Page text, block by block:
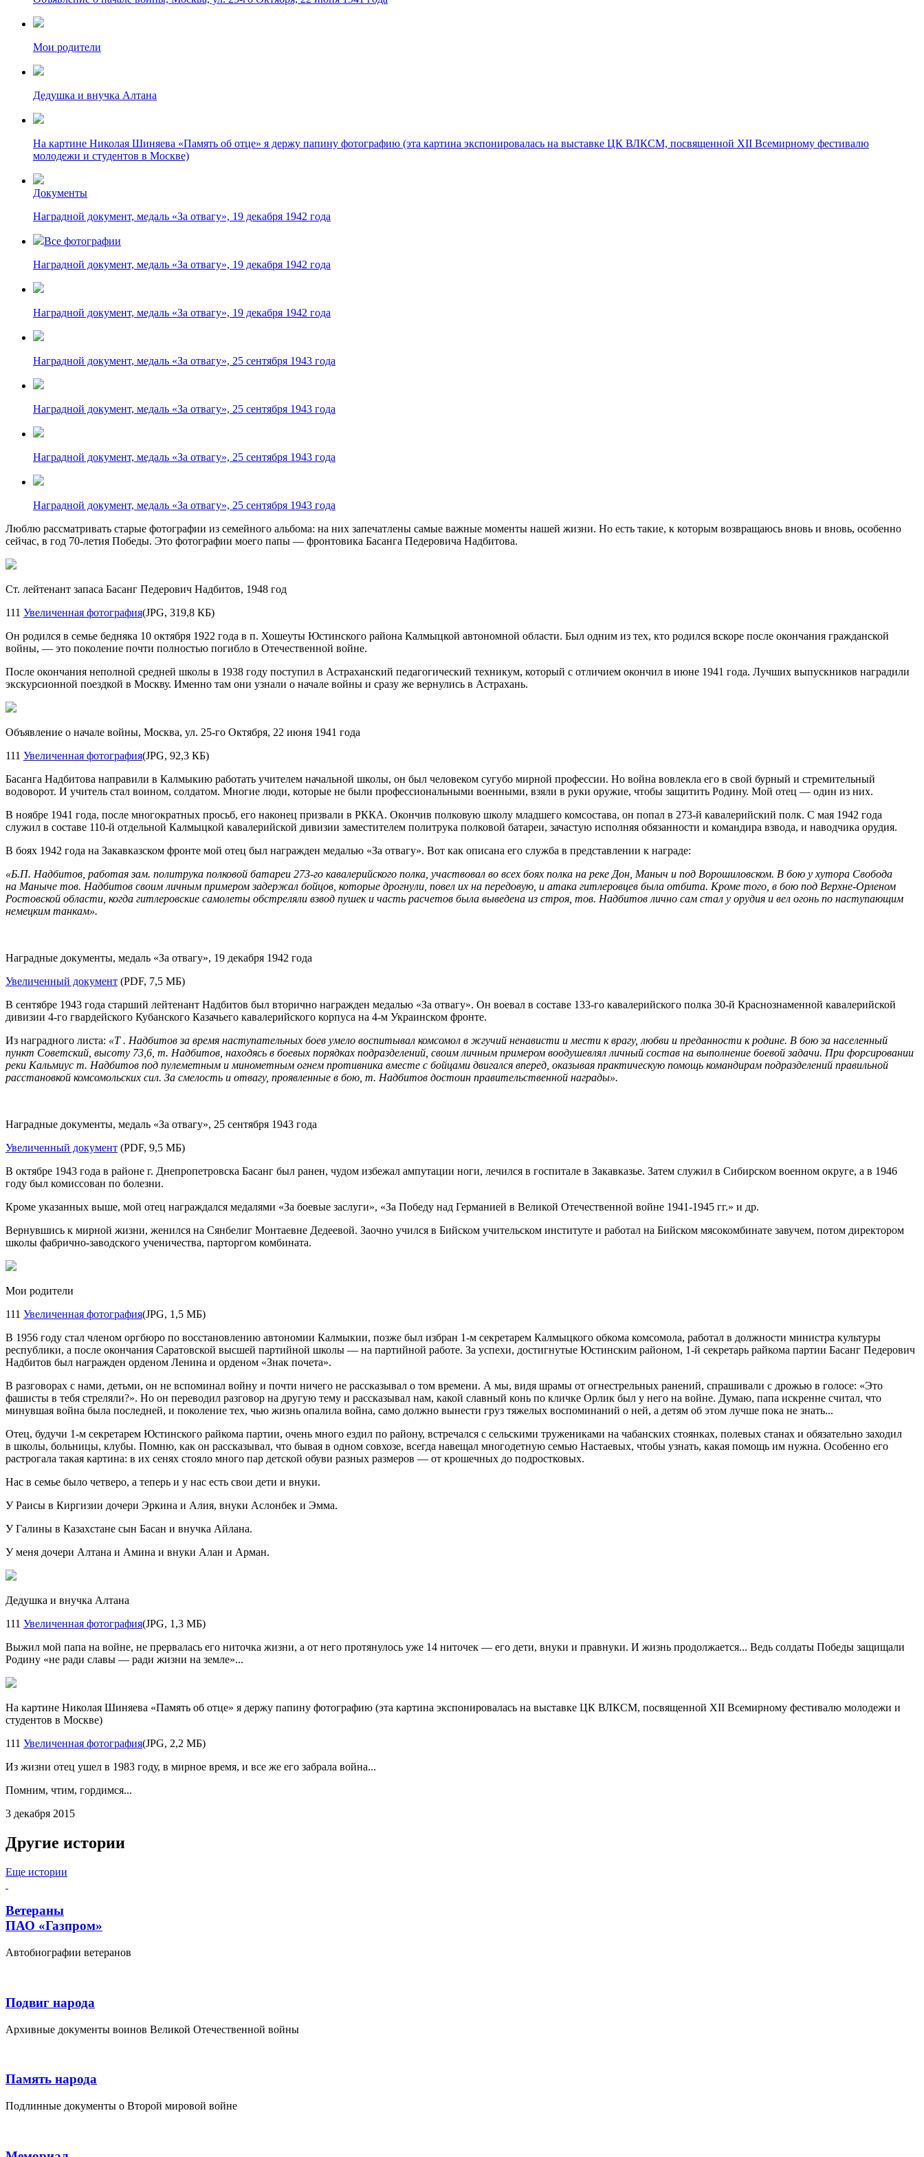
Мои родители
Дедушка и внучка Алтана
На картине Николая Шиняева «Память об отце» я держу папину фотографию (эта картина экспонировалась на выставке ЦК ВЛКСМ, посвященной ХII Всемирному фестивалю
молодежи и студентов в Москве)
Документы
Наградной документ, медаль «За отвагу», 19 декабря 1942 года
Все фотографии
Наградной документ, медаль «За отвагу», 19 декабря 1942 года
Наградной документ, медаль «За отвагу», 19 декабря 1942 года
Наградной документ, медаль «За отвагу», 25 сентября 1943 года
Наградной документ, медаль «За отвагу», 25 сентября 1943 года
Наградной документ, медаль «За отвагу», 25 сентября 1943 года
Наградной документ, медаль «За отвагу», 25 сентября 1943 года
Люблю рассматривать старые фотографии из семейного альбома: на них запечатлены самые важные моменты нашей жизни. Но есть такие, к которым возвращаюсь вновь и вновь, особенно
сейчас, в год 70-летия Победы. Это фотографии моего папы — фронтовика Басанга Педеровича Надбитова.
Ст. лейтенант запаса Басанг Педерович Надбитов, 1948 год
111 Увеличенная фотография(JPG, 319,8 КБ)
Он родился в семье бедняка 10 октября 1922 года в п. Хошеуты Юстинского района Калмыцкой автономной области. Был одним из тех, кто родился вскоре после окончания гражданской
войны, — это поколение почти полностью погибло в Отечественной войне.
После окончания неполной средней школы в 1938 году поступил в Астраханский педагогический техникум, который с отличием окончил в июне 1941 года. Лучших выпускников наградили
экскурсионной поездкой в Москву. Именно там они узнали о начале войны и сразу же вернулись в Астрахань.
Объявление о начале войны, Москва, ул. 25-го Октября, 22 июня 1941 года
111 Увеличенная фотография(JPG, 92,3 КБ)
Басанга Надбитова направили в Калмыкию работать учителем начальной школы, он был человеком сугубо мирной профессии. Но война вовлекла его в свой бурный и стремительный
водоворот. И учитель стал воином, солдатом. Многие люди, которые не были профессиональными военными, взяли в руки оружие, чтобы защитить Родину. Мой отец — один из них.
В ноябре 1941 года, после многократных просьб, его наконец призвали в РККА. Окончив полковую школу младшего комсостава, он попал в 273-й кавалерийский полк. С мая 1942 года
служил в составе 110-й отдельной Калмыцкой кавалерийской дивизии заместителем политрука полковой батареи, зачастую исполняя обязанности и командира взвода, и наводчика орудия.
В боях 1942 года на Закавказском фронте мой отец был награжден медалью «За отвагу». Вот как описана его служба в представлении к награде:
«Б.П. Надбитов, работая зам. политрука полковой батареи 273-го кавалерийского полка, участвовал во всех боях полка на реке Дон, Маныч и под Ворошиловском. В бою у хутора Свобода
на Маныче тов. Надбитов своим личным примером задержал бойцов, которые дрогнули, повел их на передовую, и атака гитлеровцев была отбита. Кроме того, в бою под Верхне-Орленом
Ростовской области, когда гитлеровские самолеты обстреляли взвод пушек и часть расчетов была выведена из строя, тов. Надбитов лично сам стал у орудия и вел огонь по наступающим
немецким танкам».
Наградные документы, медаль «За отвагу», 19 декабря 1942 года
Увеличенный документ (PDF, 7,5 МБ)
В сентябре 1943 года старший лейтенант Надбитов был вторично награжден медалью «За отвагу». Он воевал в составе 133-го кавалерийского полка 30-й Краснознаменной кавалерийской
дивизии 4-го гвардейского Кубанского Казачьего кавалерийского корпуса на 4-м Украинском фронте.
Из наградного листа: «Т . Надбитов за время наступательных боев умело воспитывал комсомол в жгучий ненависти и мести к врагу, любви и преданности к родине. В бою за населенный
пункт Советский, высоту 73,6, т. Надбитов, находясь в боевых порядках подразделений, своим личным примером воодушевлял личный состав на выполнение боевой задачи. При форсировании
реки Кальмиус т. Надбитов под пулеметным и минометным огнем противника вместе с бойцами двигался вперед, оказывая практическую помощь командирам подразделений правильной
расстановкой комсомольских сил. За смелость и отвагу, проявленные в бою, т. Надбитов достоин правительственной награды».
Наградные документы, медаль «За отвагу», 25 сентября 1943 года
Увеличенный документ (PDF, 9,5 МБ)
В октябре 1943 года в районе г. Днепропетровска Басанг был ранен, чудом избежал ампутации ноги, лечился в госпитале в Закавказье. Затем служил в Сибирском военном округе, а в 1946
году был комиссован по болезни.
Кроме указанных выше, мой отец награждался медалями «За боевые заслуги», «За Победу над Германией в Великой Отечественной войне 1941-1945 гг.» и др.
Вернувшись к мирной жизни, женился на Сянбелиг Монтаевне Дедеевой. Заочно учился в Бийском учительском институте и работал на Бийском мясокомбинате завучем, потом директором
школы фабрично-заводского ученичества, парторгом комбината.
Мои родители
111 Увеличенная фотография(JPG, 1,5 МБ)
В 1956 году стал членом оргбюро по восстановлению автономии Калмыкии, позже был избран 1-м секретарем Калмыцкого обкома комсомола, работал в должности министра культуры
республики, а после окончания Саратовской высшей партийной школы — на партийной работе. За успехи, достигнутые Юстинским районом, 1-й секретарь райкома партии Басанг Педерович
Надбитов был награжден орденом Ленина и орденом «Знак почета».
В разговорах с нами, детьми, он не вспоминал войну и почти ничего не рассказывал о том времени. А мы, видя шрамы от огнестрельных ранений, спрашивали с дрожью в голосе: «Это
фашисты в тебя стреляли?». Но он переводил разговор на другую тему и рассказывал нам, какой славный конь по кличке Орлик был у него на войне. Думаю, папа искренне считал, что
минувшая война была последней, и поколение тех, чью жизнь опалила война, само должно вынести груз тяжелых воспоминаний о ней, а детям об этом лучше пока не знать...
Отец, будучи 1-м секретарем Юстинского райкома партии, очень много ездил по району, встречался с сельскими тружениками на чабанских стоянках, полевых станах и обязательно заходил
в школы, больницы, клубы. Помню, как он рассказывал, что бывая в одном совхозе, всегда навещал многодетную семью Настаевых, чтобы узнать, какая помощь им нужна. Особенно его
растрогала такая картина: в их сенях стояло много пар детской обуви разных размеров — от крошечных до подростковых.
Нас в семье было четверо, а теперь и у нас есть свои дети и внуки.
У Раисы в Киргизии дочери Эркина и Алия, внуки Аслонбек и Эмма.
У Галины в Казахстане сын Басан и внучка Айлана.
У меня дочери Алтана и Амина и внуки Алан и Арман.
Дедушка и внучка Алтана
111 Увеличенная фотография(JPG, 1,3 МБ)
Выжил мой папа на войне, не прервалась его ниточка жизни, а от него протянулось уже 14 ниточек — его дети, внуки и правнуки. И жизнь продолжается... Ведь солдаты Победы защищали
Родину «не ради славы — ради жизни на земле»...
На картине Николая Шиняева «Память об отце» я держу папину фотографию (эта картина экспонировалась на выставке ЦК ВЛКСМ, посвященной ХII Всемирному фестивалю молодежи и
студентов в Москве)
111 Увеличенная фотография(JPG, 2,2 МБ)
Из жизни отец ушел в 1983 году, в мирное время, и все же его забрала война...
Помним, чтим, гордимся...
3 декабря 2015
Другие истории
Еще истории
Ветераны
ПАО «Газпром»
Автобиографии ветеранов
Подвиг народа
Архивные документы воинов Великой Отечественной войны
Память народа
Подлинные документы о Второй мировой войне